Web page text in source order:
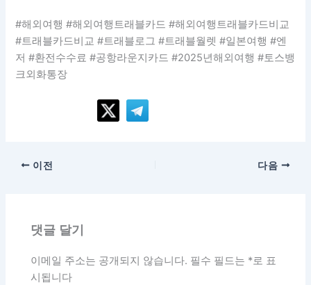
#해외여행 #해외여행트래블카드 #해외여행트래블카드비교
#트래블카드비교 #트래블로그 #트래블월렛 #일본여행 #엔
저 #환전수수료 #공항라운지카드 #2025년해외여행 #토스뱅
크외화통장
이전 다음
댓글 달기
이메일 주소는 공개되지 않습니다. 필수 필드는 *로 표
시됩니다